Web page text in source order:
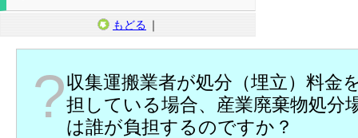
もどる ｜
?収集運搬業者が処分（埋立）料金
担している場合、産業廃棄物処分
は誰が負担するのですか？